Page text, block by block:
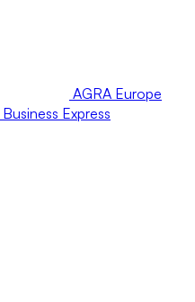
AGRA Europe
Business Express